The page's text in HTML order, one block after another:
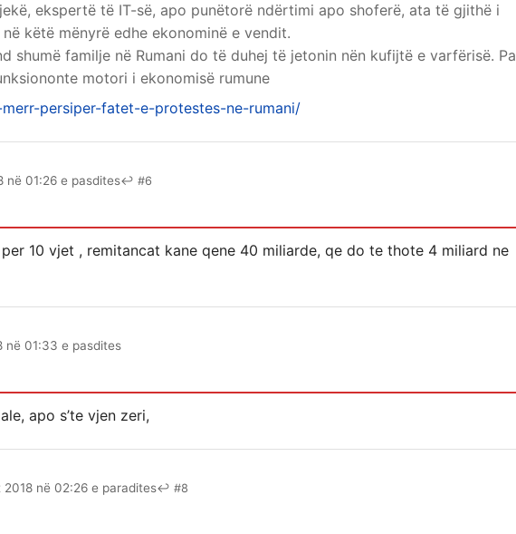
ekspertë të IT-së, apo punëtorë ndërtimi apo shoferë, ata të gjithë i
këtë mënyrë edhe ekonominë e vendit.
shumë familje në Rumani do të duhej të jetonin nën kufijtë e varfërisë. Pa
motori i ekonomisë rumune
persiper-fatet-e-protestes-ne-rumani/
në 01:26 e pasdites↩ #6
10 vjet , remitancat kane qene 40 miliarde, qe do te thote 4 miliard ne
në 01:33 e pasdites
apo s’te vjen zeri,
2018 në 02:26 e paradites↩ #8